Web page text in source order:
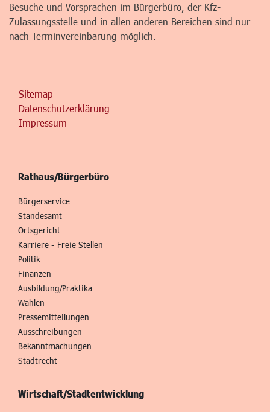
Besuche und Vorsprachen im Bürgerbüro, der Kfz-
Zulassungsstelle und in allen anderen Bereichen sind nur
nach Terminvereinbarung möglich.
Sitemap
Datenschutzerklärung
Impressum
Rathaus/Bürgerbüro
Bürgerservice
Standesamt
Ortsgericht
Karriere - Freie Stellen
Politik
Finanzen
Ausbildung/Praktika
Wahlen
Pressemitteilungen
Ausschreibungen
Bekanntmachungen
Stadtrecht
Wirtschaft/Stadtentwicklung